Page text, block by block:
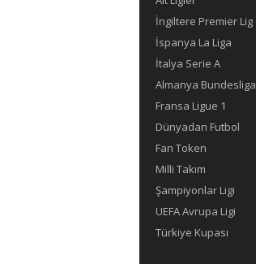
İngiltere Premier Lig
İspanya La Liga
İtalya Serie A
Almanya Bundesliga
Fransa Ligue 1
Dünyadan Futbol
Fan Token
Milli Takım
Şampiyonlar Ligi
UEFA Avrupa Ligi
Türkiye Kupası